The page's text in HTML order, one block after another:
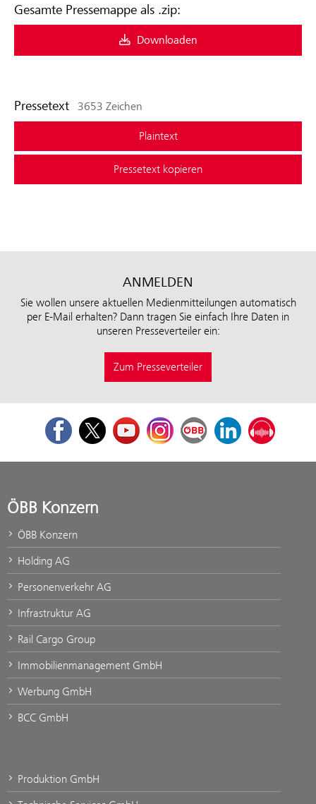
Gesamte Pressemappe als .zip:
Downloaden
Pressetext 3653 Zeichen
Plaintext
Pressetext kopieren
ANMELDEN
Sie wollen unsere aktuellen Medienmitteilungen automatisch
per E-Mail erhalten? Dann tragen Sie einfach Ihre Daten in
unseren Presseverteiler ein:
Zum Presseverteiler
FacebookTwitterYoutubeInstagramÖBB Corporate Blog
LinkedInPodcast
ÖBB Konzern
ÖBB Konzern
Holding AG
Personenverkehr AG
Infrastruktur AG
Rail Cargo Group
Immobilienmanagement GmbH
Werbung GmbH
BCC GmbH
Produktion GmbH